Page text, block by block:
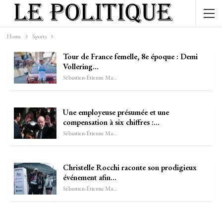
Home Sports
Tour de France femelle, 8e époque : Demi
Vollering…
Sébastien-Étienne Marechal
Une employeuse présumée et une
compensation à six chiffres :…
Sébastien-Étienne Marechal
Christelle Rocchi raconte son prodigieux
événement afin…
Sébastien-Étienne Marechal